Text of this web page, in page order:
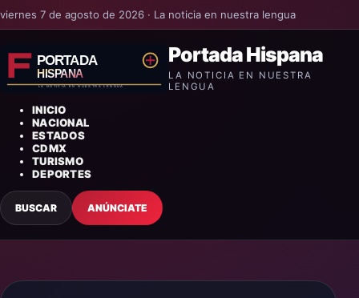
viernes 7 de agosto de 2026 · La noticia en nuestra lengua
Portada Hispana
LA NOTICIA EN NUESTRA
LENGUA
INICIO
NACIONAL
ESTADOS
CDMX
TURISMO
DEPORTES
BUSCAR ANÚNCIATE